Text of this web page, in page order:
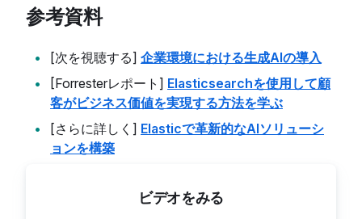
参考資料
[次を視聴する] 企業環境における生成AIの導入
[Forresterレポート] Elasticsearchを使用して顧
客がビジネス価値を実現する方法を学ぶ
[さらに詳しく] Elasticで革新的なAIソリューシ
ョンを構築
ビデオをみる